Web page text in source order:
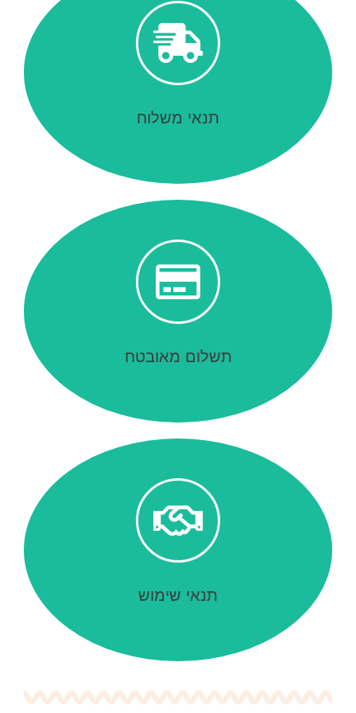
תנאי משלוח
פרטים נוספים
תשלום מאובטח
פרטים נוספים
תנאי שימוש
פרטים נוספים